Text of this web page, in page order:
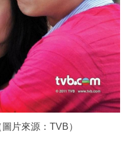
片來源：TVB）